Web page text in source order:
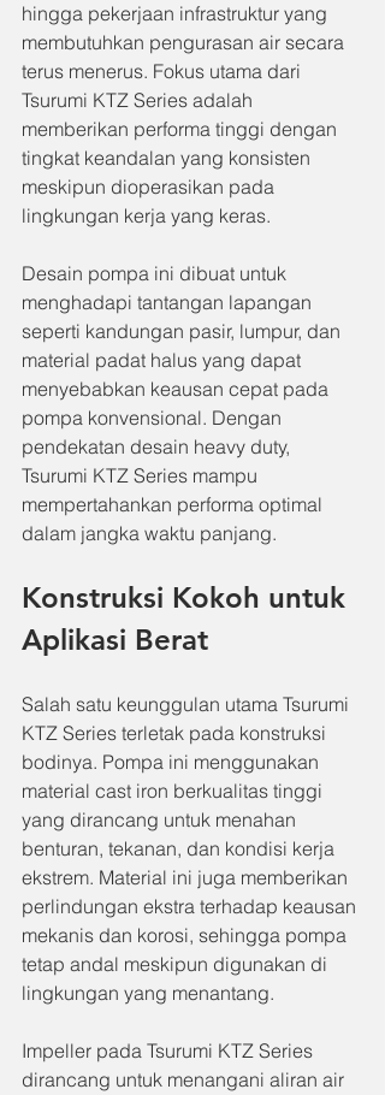
hingga pekerjaan infrastruktur yang
membutuhkan pengurasan air secara
terus menerus. Fokus utama dari
Tsurumi KTZ Series adalah
memberikan performa tinggi dengan
tingkat keandalan yang konsisten
meskipun dioperasikan pada
lingkungan kerja yang keras.
Desain pompa ini dibuat untuk
menghadapi tantangan lapangan
seperti kandungan pasir, lumpur, dan
material padat halus yang dapat
menyebabkan keausan cepat pada
pompa konvensional. Dengan
pendekatan desain heavy duty,
Tsurumi KTZ Series mampu
mempertahankan performa optimal
dalam jangka waktu panjang.
Konstruksi Kokoh untuk
Aplikasi Berat
Salah satu keunggulan utama Tsurumi
KTZ Series terletak pada konstruksi
bodinya. Pompa ini menggunakan
material cast iron berkualitas tinggi
yang dirancang untuk menahan
benturan, tekanan, dan kondisi kerja
ekstrem. Material ini juga memberikan
perlindungan ekstra terhadap keausan
mekanis dan korosi, sehingga pompa
tetap andal meskipun digunakan di
lingkungan yang menantang.
Impeller pada Tsurumi KTZ Series
dirancang untuk menangani aliran air